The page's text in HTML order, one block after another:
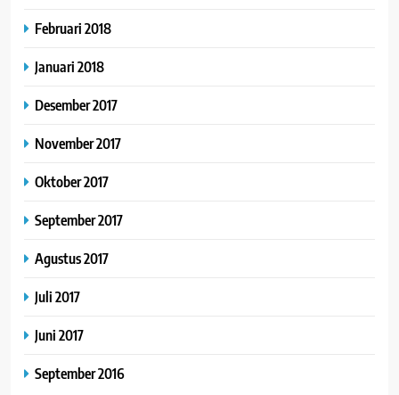
Februari 2018
Januari 2018
Desember 2017
November 2017
Oktober 2017
September 2017
Agustus 2017
Juli 2017
Juni 2017
September 2016